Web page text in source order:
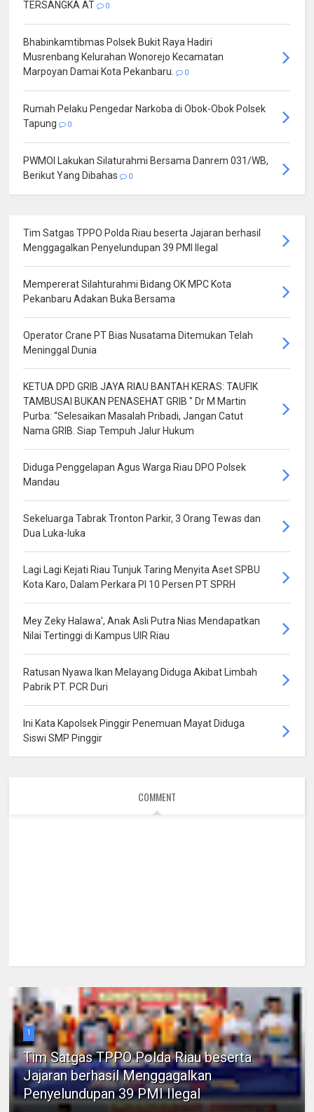
TERSANGKA AT 0
Bhabinkamtibmas Polsek Bukit Raya Hadiri
Musrenbang Kelurahan Wonorejo Kecamatan
Marpoyan Damai Kota Pekanbaru.
0
Rumah Pelaku Pengedar Narkoba di Obok-Obok Polsek
Tapung
0
PWMOI Lakukan Silaturahmi Bersama Danrem 031/WB,
Berikut Yang Dibahas
0
Tim Satgas TPPO Polda Riau beserta Jajaran berhasil
Menggagalkan Penyelundupan 39 PMI Ilegal
Mempererat Silahturahmi Bidang OK MPC Kota
Pekanbaru Adakan Buka Bersama
Operator Crane PT Bias Nusatama Ditemukan Telah
Meninggal Dunia
KETUA DPD GRIB JAYA RIAU BANTAH KERAS: TAUFIK
TAMBUSAI BUKAN PENASEHAT GRIB " Dr M Martin
Purba: “Selesaikan Masalah Pribadi, Jangan Catut
Nama GRIB. Siap Tempuh Jalur Hukum
Diduga Penggelapan Agus Warga Riau DPO Polsek
Mandau
Sekeluarga Tabrak Tronton Parkir, 3 Orang Tewas dan
Dua Luka-luka
Lagi Lagi Kejati Riau Tunjuk Taring Menyita Aset SPBU
Kota Karo, Dalam Perkara PI 10 Persen PT SPRH
Mey Zeky Halawa', Anak Asli Putra Nias Mendapatkan
Nilai Tertinggi di Kampus UIR Riau
Ratusan Nyawa Ikan Melayang Diduga Akibat Limbah
Pabrik PT. PCR Duri
Ini Kata Kapolsek Pinggir Penemuan Mayat Diduga
Siswi SMP Pinggir
COMMENT
1
Tim Satgas TPPO Polda Riau beserta
Jajaran berhasil Menggagalkan
Penyelundupan 39 PMI Ilegal